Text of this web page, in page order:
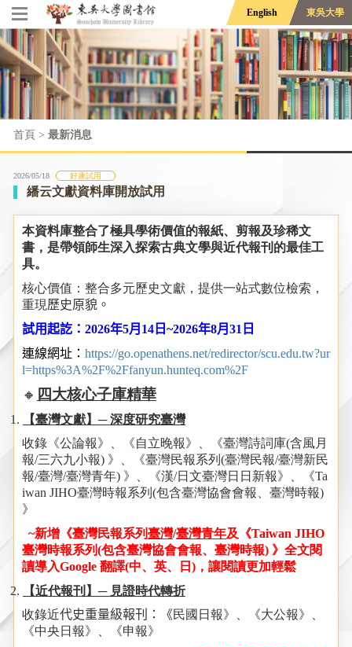
東吳大學
English
首頁 > 最新消息
2026/05/18 好康試用
繙云文獻資料庫開放試用
本資料庫整合了極具學術價值的報紙、剪報及珍稀文
書，是帶領師生深入探索古典文學與近代報刊的最佳工
具。
核心價值：整合多元歷史文獻，提供一站式數位檢索，
重現歷史原貌。
試用起訖： 2026年5月 14 日 ~2026年8月 31 日
連線網址： https://go.openathens.net/redirector/scu.edu.tw?ur
l=https%3A%2F%2Ffanyun.hunteq.com%2F
🔸 四大核心子庫精華
【臺灣文獻】─ 深度研究臺灣
收錄《公論報》 《自立晚報》 《臺灣詩詞庫(含風月
報/三六九小報) 》 《臺灣民報系列 (臺灣民報/臺灣新民
報/臺灣/臺灣青年) 》 、《漢/日文臺灣日日新報》、《Ta
iwan JIHO臺灣時報系列 (包含臺灣協會會報、臺灣時報)
》
~新增《臺灣民報系列臺灣/臺灣青年及《Taiwan JIHO
臺灣時報系列(包含臺灣協會會報、臺灣時報) 》 全文閱
讀導入Google 翻譯(中、英、日 ) ，讓閱讀更加輕鬆
【近代報刊】─ 見證時代轉折
收錄近代史重量級報刊：《民國日報》、《大公報》、
《中央日報》、《申報》